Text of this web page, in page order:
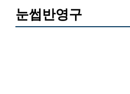
눈썹반영구